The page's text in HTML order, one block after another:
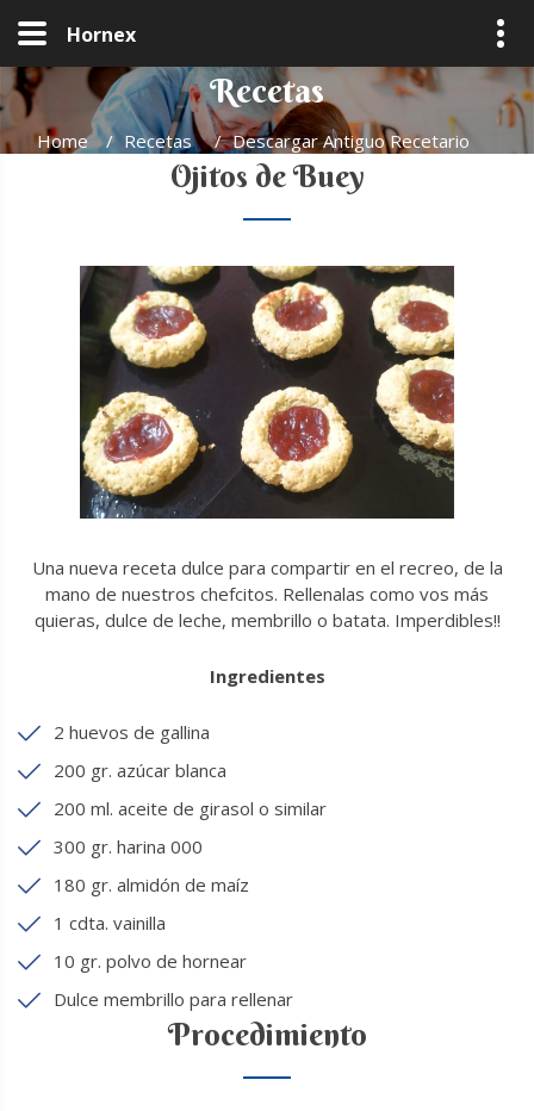
Hornex
Recetas
Home / Recetas / Descargar Antiguo Recetario
Ojitos de Buey
Una nueva receta dulce para compartir en el recreo, de la
mano de nuestros chefcitos. Rellenalas como vos más
quieras, dulce de leche, membrillo o batata. Imperdibles!!
Ingredientes
2 huevos de gallina
200 gr. azúcar blanca
200 ml. aceite de girasol o similar
300 gr. harina 000
180 gr. almidón de maíz
1 cdta. vainilla
10 gr. polvo de hornear
Dulce membrillo para rellenar
Procedimiento